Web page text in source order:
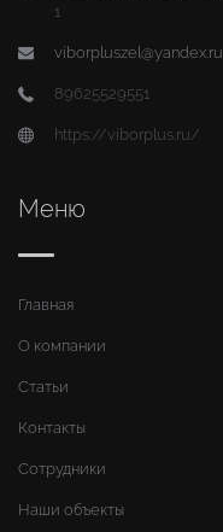
1
viborpluszel@yandex.ru
89625529551
https://viborplus.ru/
Меню
Главная
О компании
Статьи
Контакты
Сотрудники
Наши объекты